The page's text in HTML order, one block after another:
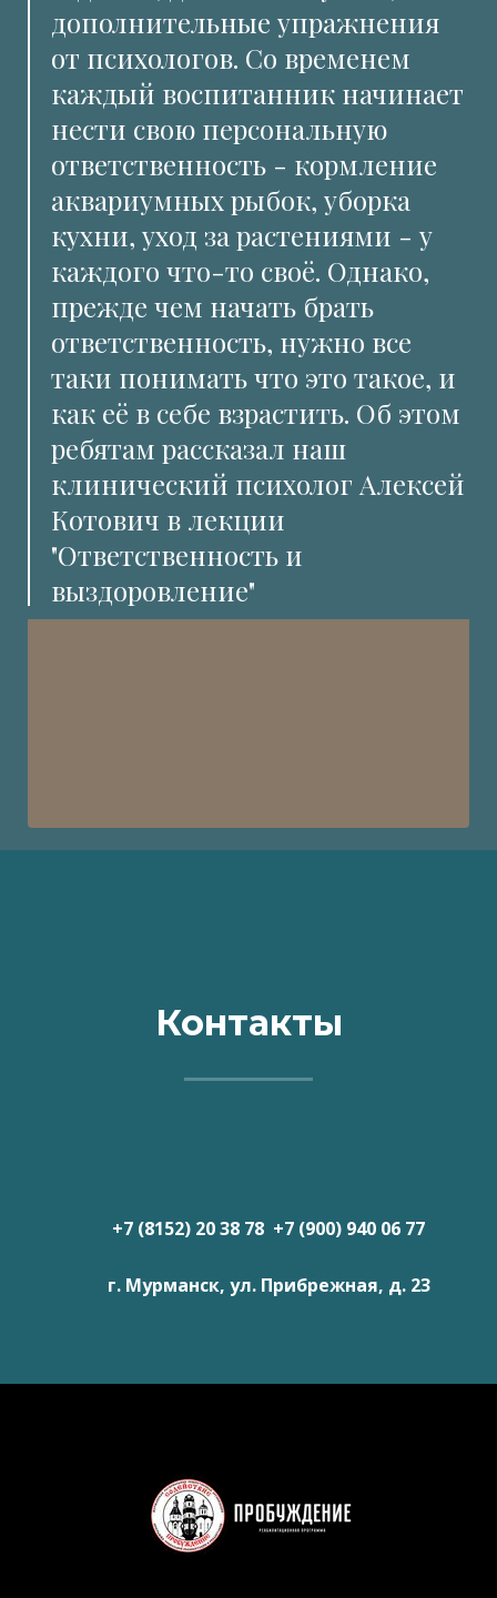
дополнительные упражнения
от психологов. Со временем
каждый воспитанник начинает
нести свою персональную
ответственность - кормление
аквариумных рыбок, уборка
кухни, уход за растениями - у
каждого что-то своё. Однако,
прежде чем начать брать
ответственность, нужно все
таки понимать что это такое, и
как её в себе взрастить. Об этом
ребятам рассказал наш
клинический психолог Алексей
Котович в лекции
"Ответственность и
выздоровление"
Контакты
+7 (8152) 20 38 78 +7 (900) 940 06 77
г. Мурманск, ул. Прибрежная, д. 23